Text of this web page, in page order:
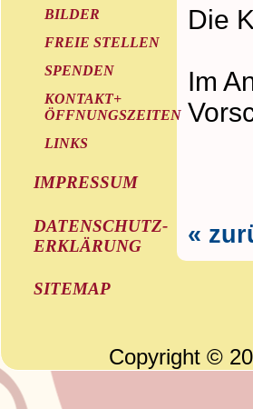
BILDER
FREIE STELLEN
SPENDEN
KONTAKT+
ÖFFNUNGSZEITEN
LINKS
IMPRESSUM
DATENSCHUTZ-
ERKLÄRUNG
SITEMAP
Die
Im
«
Copyright ©